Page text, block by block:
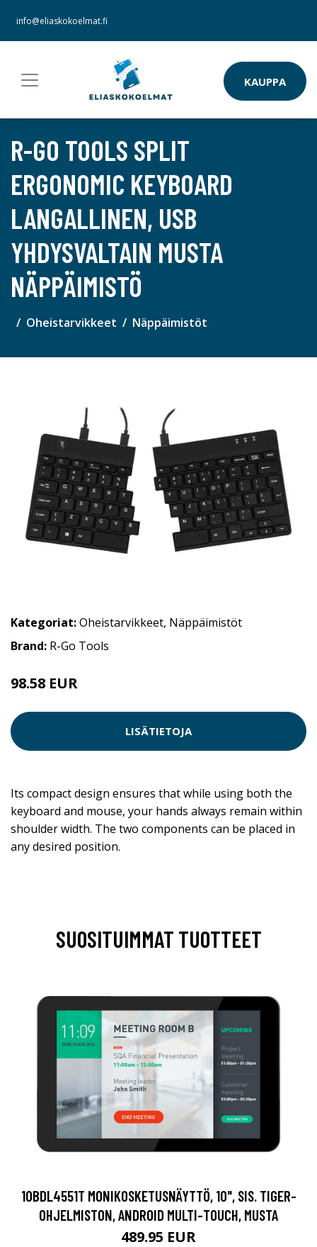
info@eliaskokoelmat.fi
KAUPPA
R-GO TOOLS SPLIT
ERGONOMIC KEYBOARD
LANGALLINEN, USB
YHDYSVALTAIN MUSTA
NÄPPÄIMISTÖ
Oheistarvikkeet Näppäimistöt
Kategoriat:Oheistarvikkeet, Näppäimistöt
Brand: R-Go Tools
98.58 EUR
LISÄTIETOJA
Its compact design ensures that while using both the
keyboard and mouse, your hands always remain within
shoulder width. The two components can be placed in
any desired position.
SUOSITUIMMAT TUOTTEET
10BDL4551T MONIKOSKETUSNÄYTTÖ, 10", SIS. TIGER-
OHJELMISTON, ANDROID MULTI-TOUCH, MUSTA
489.95 EUR